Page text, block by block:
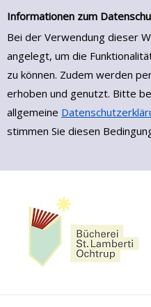
Informationen zum
Bei der Verwendung dieser
angelegt, um die
zu können. Zudem werden
erhoben und genutzt. Bitte
allgemeine
stimmen Sie diesen
Zur Detailanzeige springen